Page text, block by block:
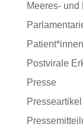
Meeres- und
Postvirale
Presse
Presseartikel